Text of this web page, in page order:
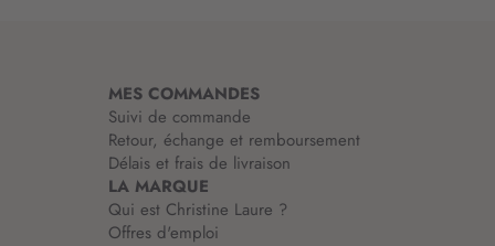
MES COMMANDES
Suivi de commande
Retour, échange et remboursement
Délais et frais de livraison
LA MARQUE
Qui est Christine Laure ?
Offres d'emploi